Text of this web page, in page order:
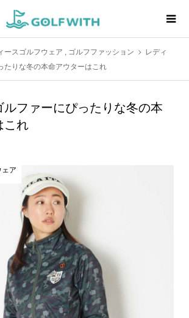
ースゴルフウェア , ゴルフファッション
レディ
たりな冬の本命アウターはこれ
ルファーにぴったりな冬の本
これ
ア